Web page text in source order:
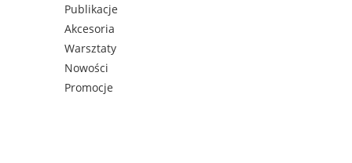
Publikacje
Akcesoria
Warsztaty
Nowości
Promocje